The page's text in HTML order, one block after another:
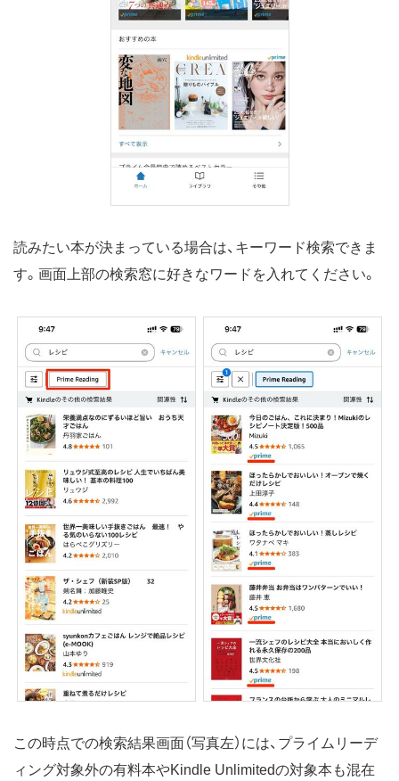
読みたい本が決まっている場合は、キーワード検索できま
す。画面上部の検索窓に好きなワードを入れてください。
この時点での検索結果画面（写真左）には、プライムリーデ
ィング対象外の有料本やKindle Unlimitedの対象本も混在